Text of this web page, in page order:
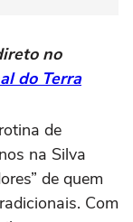
no
do Terra
de
na Silva
de quem
Com